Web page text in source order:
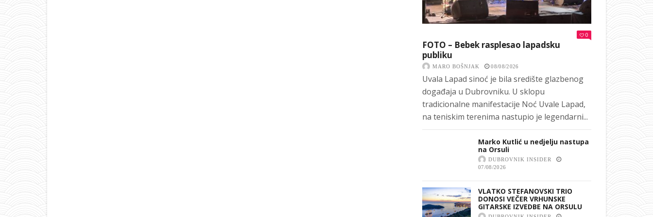
0
FOTO – Bebek rasplesao lapadsku
publiku
MARO BOŠNJAK 08/08/2026
Uvala Lapad sinoć je bila središte glazbenog
događaja u Dubrovniku. U sklopu
tradicionalne manifestacije Noć Uvale Lapad,
na teniskim terenima nastupio je legendarni...
Marko Kutlić u nedjelju nastupa
na Orsuli
DUBROVNIK INSIDER
07/08/2026
VLATKO STEFANOVSKI TRIO
DONOSI VEČER VRHUNSKE
GITARSKE IZVEDBE NA ORSULU